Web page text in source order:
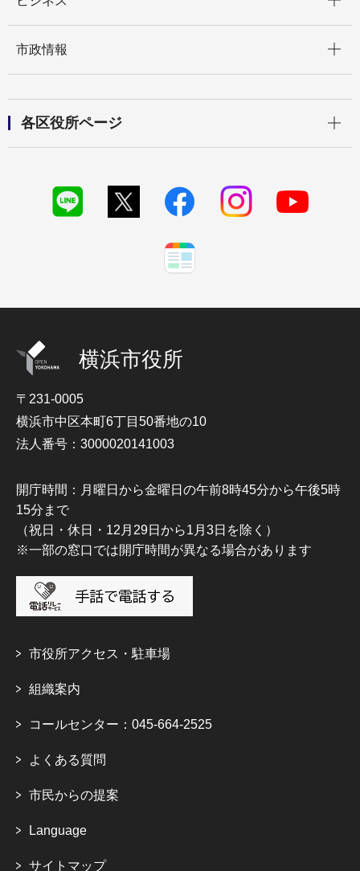
市政情報
各区役所ページ
横浜市役所
〒231-0005
横浜市中区本町6丁目50番地の10
法人番号：3000020141003
開庁時間：月曜日から金曜日の午前8時45分から午後5時
15分まで
（祝日・休日・12月29日から1月3日を除く）
※一部の窓口では開庁時間が異なる場合があります
市役所アクセス・駐車場
組織案内
コールセンター：045-664-2525
よくある質問
市民からの提案
Language
サイトマップ